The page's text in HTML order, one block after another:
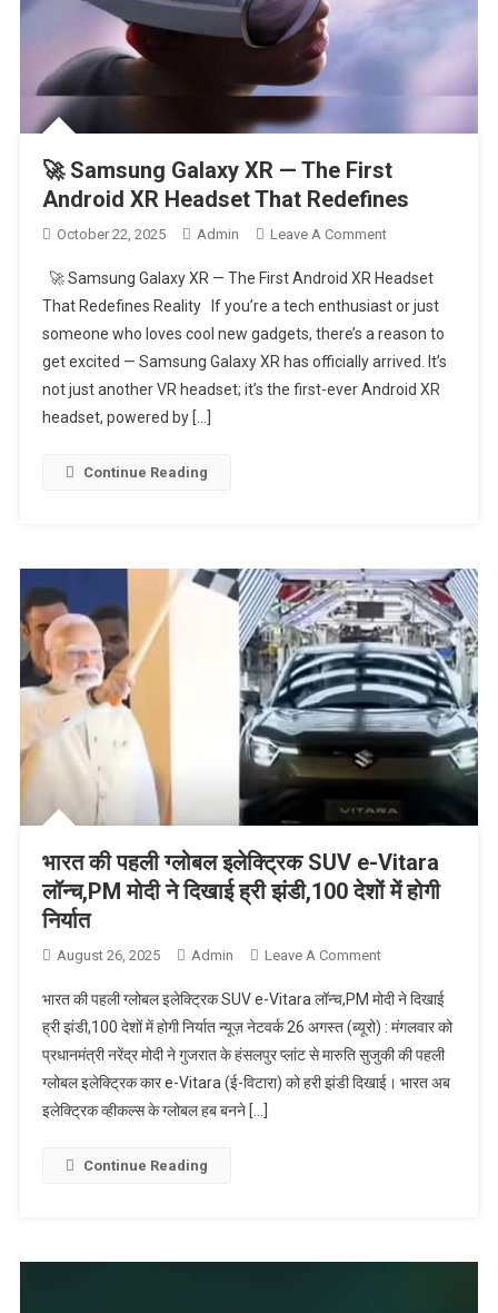
🚀 Samsung Galaxy XR — The First
Android XR Headset That Redefines
October 22, 2025 Admin Leave A CommentOn 🚀
Galaxy XR —
The First
Android XR
Headset That
Redefines
🚀 Samsung Galaxy XR — The First Android XR Headset
That Redefines Reality If you’re a tech enthusiast or just
someone who loves cool new gadgets, there’s a reason to
get excited — Samsung Galaxy XR has officially arrived. It’s
not just another VR headset; it’s the first-ever Android XR
headset, powered by […]
Continue Reading
भारत की पहली ग्लोबल इलेक्ट्रिक SUV e-Vitara
लॉन्च,PM मोदी ने दिखाई ह्री झंडी,100 देशों में होगी
निर्यात
August 26, 2025 Admin Leave A CommentOn भारत की पहली
SUV E-Vitara
लॉन्च,PM मोदी ने
दिखाई ह्री
झंडी,100 देशों में
भारत की पहली ग्लोबल इलेक्ट्रिक SUV e-Vitara लॉन्च,PM मोदी ने दिखाई
ह्री झंडी,100 देशों में होगी निर्यात न्यूज़ नेटवर्क 26 अगस्त (ब्यूरो) : मंगलवार को
प्रधानमंत्री नरेंद्र मोदी ने गुजरात के हंसलपुर प्लांट से मारुति सुजुकी की पहली
ग्लोबल इलेक्ट्रिक कार e-Vitara (ई-विटारा) को हरी झंडी दिखाई। भारत अब
इलेक्ट्रिक व्हीकल्स के ग्लोबल हब बनने […]
Continue Reading